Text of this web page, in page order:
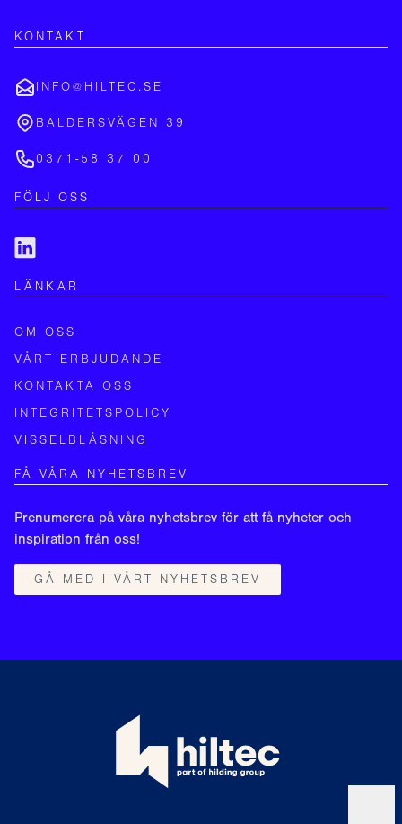
KONTAKT
INFO@HILTEC.SE
BALDERSVÄGEN 39
0371-58 37 00
FÖLJ OSS
LÄNKAR
OM OSS
VÅRT ERBJUDANDE
KONTAKTA OSS
INTEGRITETSPOLICY
VISSELBLÅSNING
FÅ VÅRA NYHETSBREV
Prenumerera på våra nyhetsbrev för att få nyheter och
inspiration från oss!
GÅ MED I VÅRT NYHETSBREV